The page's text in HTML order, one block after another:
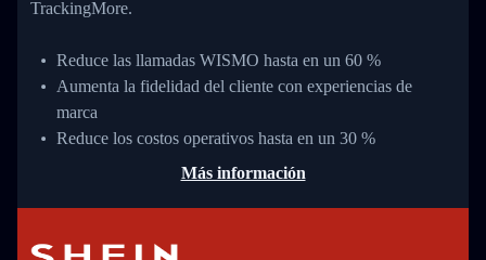
TrackingMore.
Reduce las llamadas WISMO hasta en un 60 %
Aumenta la fidelidad del cliente con experiencias de
marca
Reduce los costos operativos hasta en un 30 %
Más información